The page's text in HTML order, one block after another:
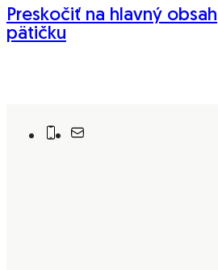
Preskočiť na hlavný obsah
pätičku